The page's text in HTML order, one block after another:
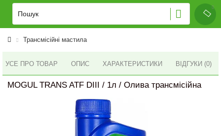
Трансмісійні мастила
УСЕ ПРО ТОВАР ОПИС ХАРАКТЕРИСТИКИ ВІДГУКИ (0)
MOGUL TRANS ATF DIII / 1л / Олива трансмісійна